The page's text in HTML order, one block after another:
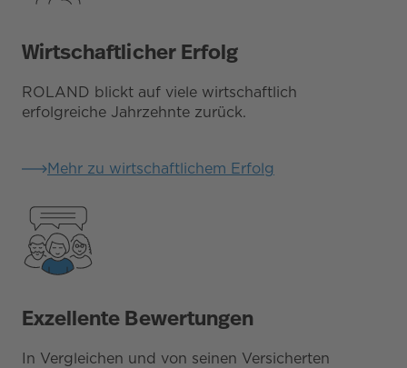
Wirtschaftlicher Erfolg
ROLAND blickt auf viele wirtschaftlich
erfolgreiche Jahrzehnte zurück.
Mehr zu wirtschaftlichem Erfolg
Exzellente Bewertungen
In Vergleichen und von seinen Versicherten